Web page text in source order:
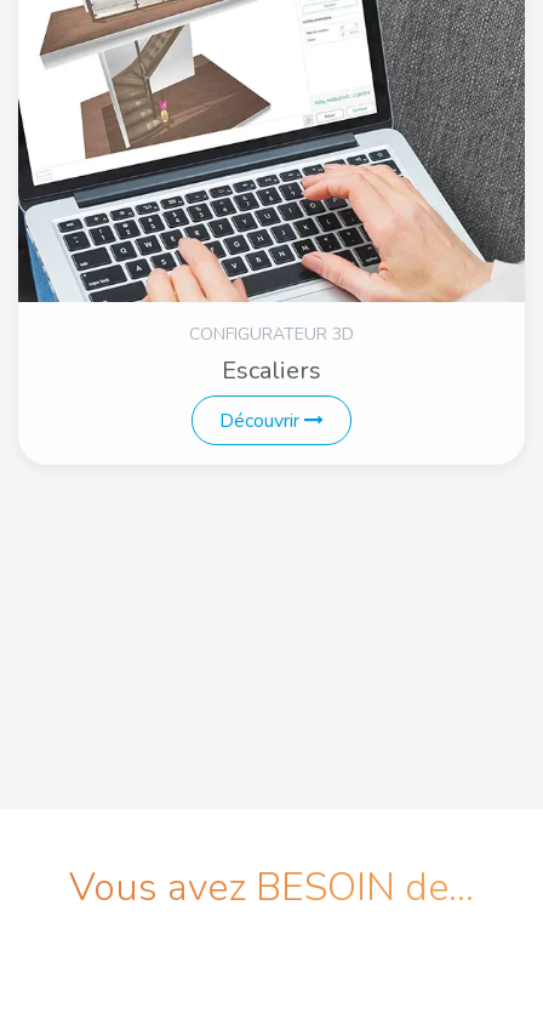
CONFIGURATEUR 3D
Escaliers
Découvrir
Vous avez BESOIN de...